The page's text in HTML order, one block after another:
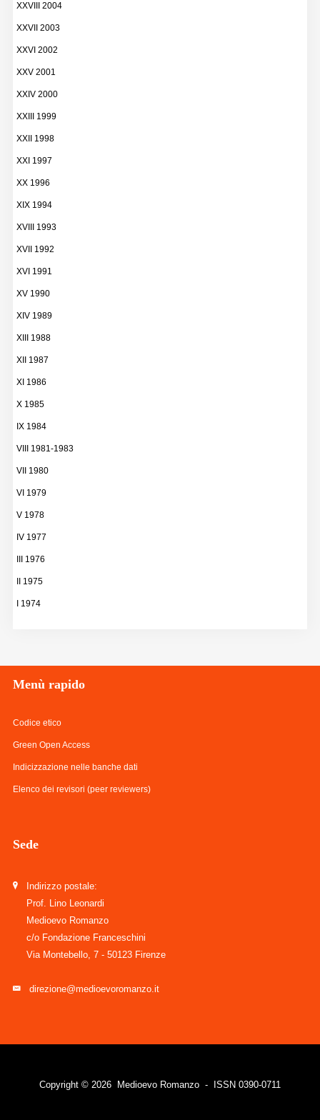
XXVIII 2004
XXVII 2003
XXVI 2002
XXV 2001
XXIV 2000
XXIII 1999
XXII 1998
XXI 1997
XX 1996
XIX 1994
XVIII 1993
XVII 1992
XVI 1991
XV 1990
XIV 1989
XIII 1988
XII 1987
XI 1986
X 1985
IX 1984
VIII 1981-1983
VII 1980
VI 1979
V 1978
IV 1977
III 1976
II 1975
I 1974
Menù rapido
Codice etico
Green Open Access
Indicizzazione nelle banche dati
Elenco dei revisori (peer reviewers)
Sede
Indirizzo postale:
Prof. Lino Leonardi
Medioevo Romanzo
c/o Fondazione Franceschini
Via Montebello, 7 - 50123 Firenze
direzione@medioevoromanzo.it
Copyright © 2026 Medioevo Romanzo - ISSN 0390-0711